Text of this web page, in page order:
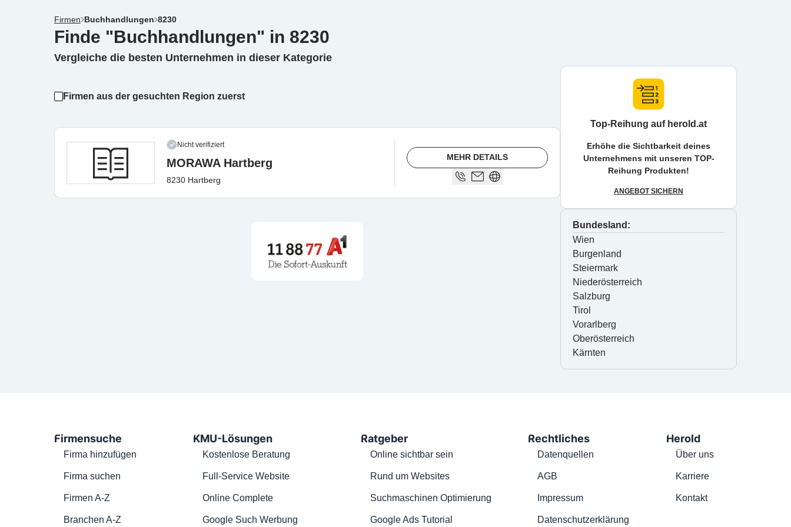
Firmen Buchhandlungen 8230
Finde "Buchhandlungen" in 8230
Vergleiche die besten Unternehmen in dieser Kategorie
Firmen aus der gesuchten Region zuerst
Nicht verifiziert
MORAWA Hartberg
8230 Hartberg
MEHR DETAILS
Top-Reihung auf herold.at
Erhöhe die Sichtbarkeit deines
Unternehmens mit unseren TOP-
Reihung Produkten!
ANGEBOT SICHERN
Bundesland:
Wien
Burgenland
Steiermark
Niederösterreich
Salzburg
Tirol
Vorarlberg
Oberösterreich
Kärnten
Firmensuche
Firma hinzufügen
Firma suchen
Firmen A-Z
Branchen A-Z
KMU-Lösungen
Kostenlose Beratung
Full-Service Website
Online Complete
Google Such Werbung
Ratgeber
Online sichtbar sein
Rund um Websites
Suchmaschinen Optimierung
Google Ads Tutorial
Rechtliches
Datenquellen
AGB
Impressum
Datenschutzerklärung
Herold
Über uns
Karriere
Kontakt